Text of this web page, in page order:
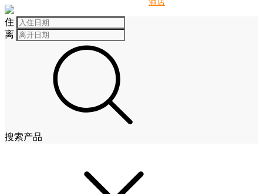
住
离
搜索产品